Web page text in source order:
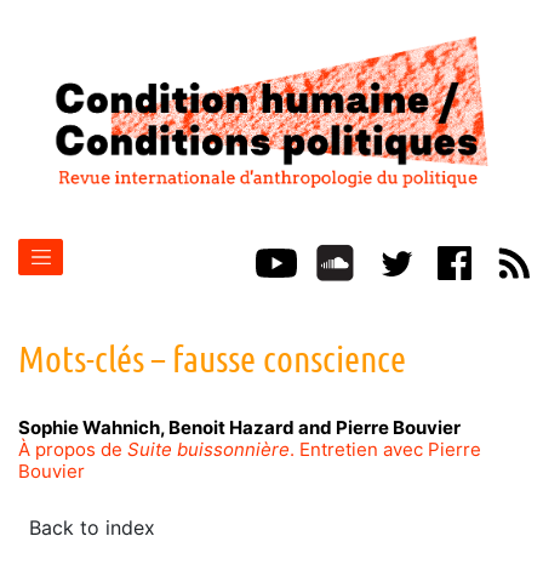
Mots-clés – fausse conscience
SophieWahnich, Benoit Hazard and Pierre Bouvier
À propos de Suite buissonnière. Entretien avec Pierre
Bouvier
Back to index